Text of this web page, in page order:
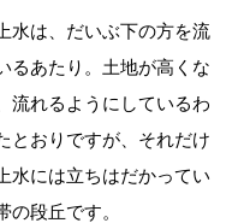
水は、だいぶ下の方を流
るあたり。土地が高くな
流れるようにしているわ
とおりですが、それだけ
水には立ちはだかってい
の段丘です。